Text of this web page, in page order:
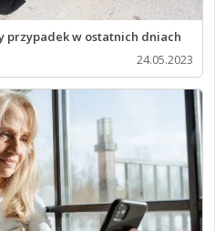
przypadek w ostatnich dniach
24.05.2023